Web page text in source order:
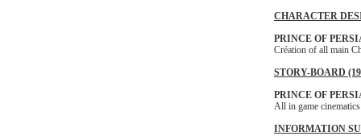
CHARACTER
PRINCE OF
Création of all main
STORY-BOARD
PRINCE OF
All in game cinematics
INFORMATION